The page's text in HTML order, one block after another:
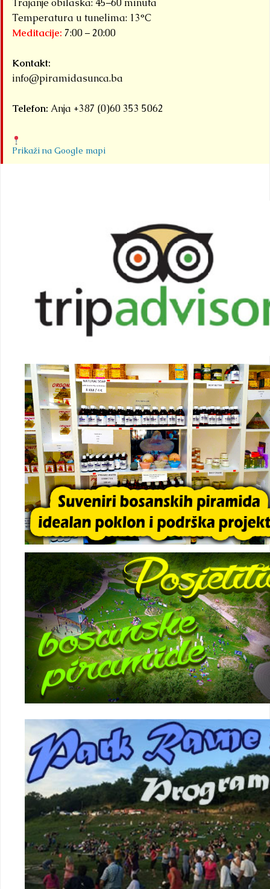
Trajanje obilaska: 45–60 minuta
Temperatura u tunelima: 13°C
Meditacije: 7:00 – 20:00
Kontakt:
info@piramidasunca.ba
Telefon: Anja +387 (0)60 353 5062
Prikaži na Google mapi